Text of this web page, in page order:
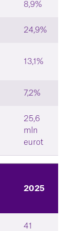
8,9%
24,9%
13,1%
7,2%
25,6
mln
eurot
2025
41